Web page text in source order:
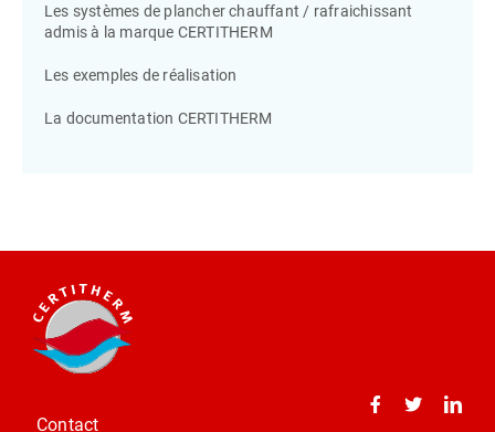
Les systèmes de plancher chauffant / rafraichissant
admis à la marque CERTITHERM
Les exemples de réalisation
La documentation CERTITHERM
Contact